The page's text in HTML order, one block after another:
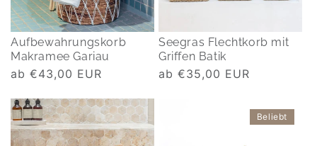
Aufbewahrungskorb
Makramee Gariau
Normaler
ab €43,00 EUR
Seegras Flechtkorb mit
Griffen Batik
Normaler
ab €35,00 EUR
Beliebt